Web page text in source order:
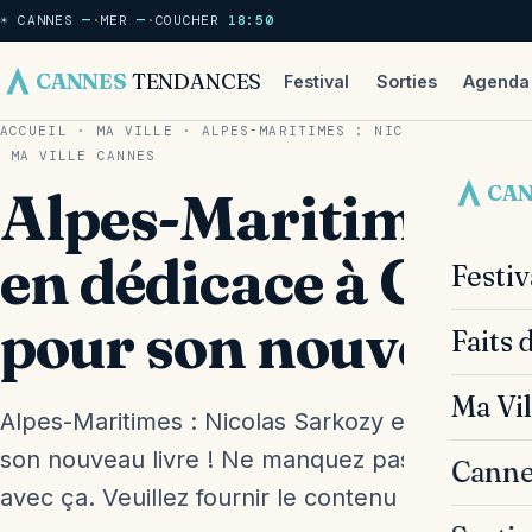
☀ CANNES— · MER— · COUCHER 18:50
CANNES TENDANCES Festival Sorties Agenda
Faits
Ma
ACCUEIL · MA VILLE · ALPES-MARITIMES : NICOLAS SARKOZY
MA VILLE
CANNES
Alpes-Maritimes :
en dédicace à
pour son nouveau
Alpes-Maritimes : Nicolas Sarkozy en
son nouveau livre ! Ne manquez pas cet
avec ça. Veuillez fournir le contenu que vous